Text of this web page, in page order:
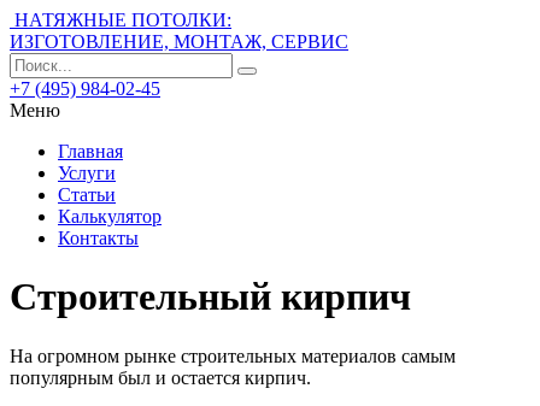
НАТЯЖНЫЕ ПОТОЛКИ:
ИЗГОТОВЛЕНИЕ, МОНТАЖ, СЕРВИС
+7 (495) 984-02-45
Меню
Главная
Услуги
Статьи
Калькулятор
Контакты
Строительный кирпич
На огромном рынке строительных материалов самым
популярным был и остается кирпич.